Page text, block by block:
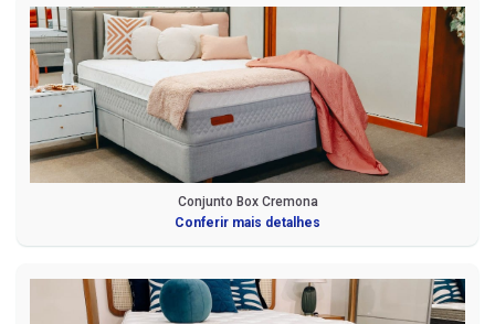
Conjunto Box Cremona
Conferir mais detalhes